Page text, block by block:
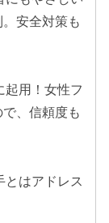
安全対策も
起用！女性フ
、信頼度も
とはアドレス